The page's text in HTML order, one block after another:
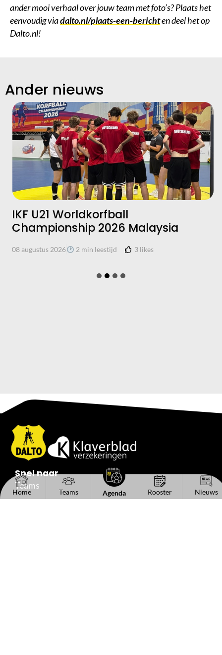
Home Teams Agenda Rooster Nieuws
ander mooi verhaal over jouw team met foto’s? Plaats het
eenvoudig viadalto.nl/plaats-een-berichten deel het op
Dalto.nl!
Ander nieuws
IKF U21 Worldkorfball
Championship 2026 Malaysia
08 augustus 2026 2 min leestijd 3likes
Snel naar
Teams